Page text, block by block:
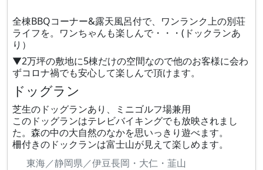
全棟BBQコーナー&露天風呂付で、ワンランク上の別荘
ライフを。ワンちゃんも楽しんで・・・(ドックランあ
り）
▼2万坪の敷地に5棟だけの空間なので他のお客様に会わ
ずコロナ禍でも安心して楽しんで頂けます。
ドッグラン
芝生のドッグランあり、ミニゴルフ場兼用
このドッグランはテレビバイキングでも放映されまし
た。森の中の大自然のなかを思いっきり遊べます。
柵付きのドックランは富士山が見えて楽しめます。
東海／静岡県／伊豆長岡・大仁・韮山